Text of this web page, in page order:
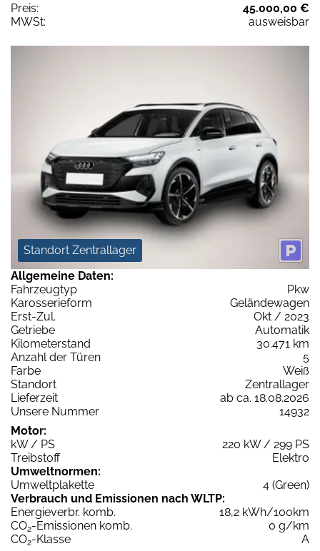
Preis:
45.000,00 €
MWSt:
ausweisbar
Standort Zentrallager
Allgemeine Daten:
Fahrzeugtyp
Pkw
Karosserieform
Geländewagen
Erst-Zul.
Okt / 2023
Getriebe
Automatik
Kilometerstand
30.471 km
Anzahl der Türen
5
Farbe
Weiß
Standort
Zentrallager
Lieferzeit
ab ca. 18.08.2026
Unsere Nummer
14932
Motor:
kW / PS
220 kW / 299 PS
Treibstoff
Elektro
Umweltnormen:
Umweltplakette
4 (Green)
Verbrauch und Emissionen nach WLTP:
Energieverbr. komb.
18,2 kWh/100km
CO2-Emissionen komb.
0 g/km
CO2-Klasse A